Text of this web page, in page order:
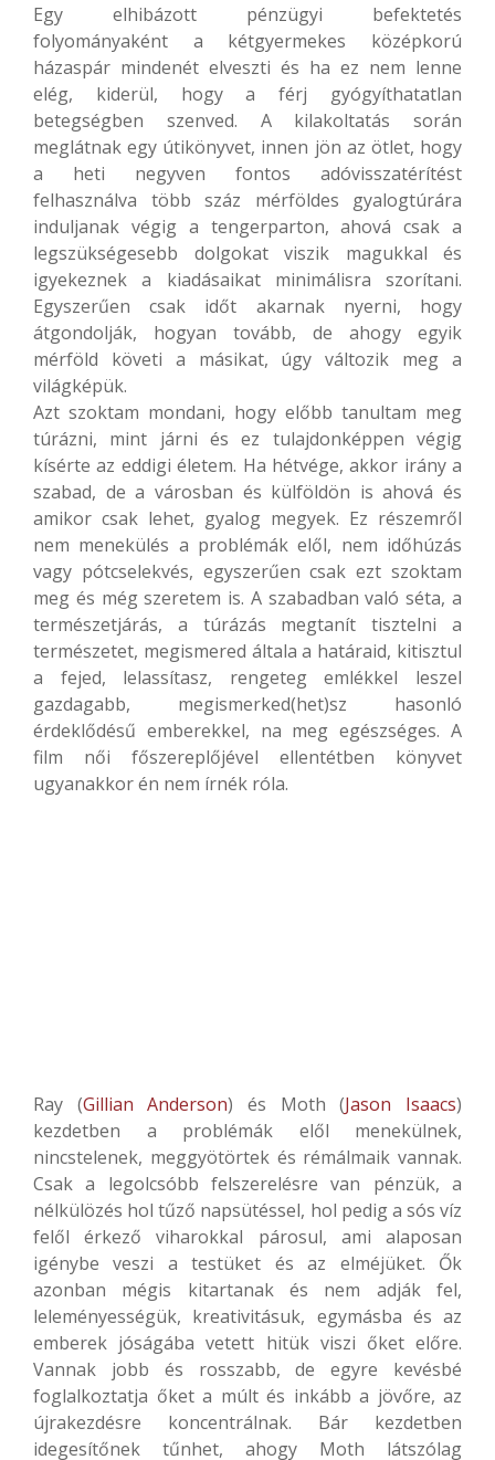
Egy elhibázott pénzügyi befektetés
folyományaként a kétgyermekes középkorú
házaspár mindenét elveszti és ha ez nem lenne
elég, kiderül, hogy a férj gyógyíthatatlan
betegségben szenved. A kilakoltatás során
meglátnak egy útikönyvet, innen jön az ötlet, hogy
a heti negyven fontos adóvisszatérítést
felhasználva több száz mérföldes gyalogtúrára
induljanak végig a tengerparton, ahová csak a
legszükségesebb dolgokat viszik magukkal és
igyekeznek a kiadásaikat minimálisra szorítani.
Egyszerűen csak időt akarnak nyerni, hogy
átgondolják, hogyan tovább, de ahogy egyik
mérföld követi a másikat, úgy változik meg a
világképük.
Azt szoktam mondani, hogy előbb tanultam meg
túrázni, mint járni és ez tulajdonképpen végig
kísérte az eddigi életem. Ha hétvége, akkor irány a
szabad, de a városban és külföldön is ahová és
amikor csak lehet, gyalog megyek. Ez részemről
nem menekülés a problémák elől, nem időhúzás
vagy pótcselekvés, egyszerűen csak ezt szoktam
meg és még szeretem is. A szabadban való séta, a
természetjárás, a túrázás megtanít tisztelni a
természetet, megismered általa a határaid, kitisztul
a fejed, lelassítasz, rengeteg emlékkel leszel
gazdagabb, megismerked(het)sz hasonló
érdeklődésű emberekkel, na meg egészséges. A
film női főszereplőjével ellentétben könyvet
ugyanakkor én nem írnék róla.
Ray (Gillian Anderson) és Moth (Jason Isaacs)
kezdetben a problémák elől menekülnek,
nincstelenek, meggyötörtek és rémálmaik vannak.
Csak a legolcsóbb felszerelésre van pénzük, a
nélkülözés hol tűző napsütéssel, hol pedig a sós víz
felől érkező viharokkal párosul, ami alaposan
igénybe veszi a testüket és az elméjüket. Ők
azonban mégis kitartanak és nem adják fel,
leleményességük, kreativitásuk, egymásba és az
emberek jóságába vetett hitük viszi őket előre.
Vannak jobb és rosszabb, de egyre kevésbé
foglalkoztatja őket a múlt és inkább a jövőre, az
újrakezdésre koncentrálnak. Bár kezdetben
idegesítőnek tűnhet, ahogy Moth látszólag